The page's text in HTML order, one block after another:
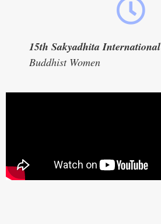
15th Sakyadhita International
Buddhist Women